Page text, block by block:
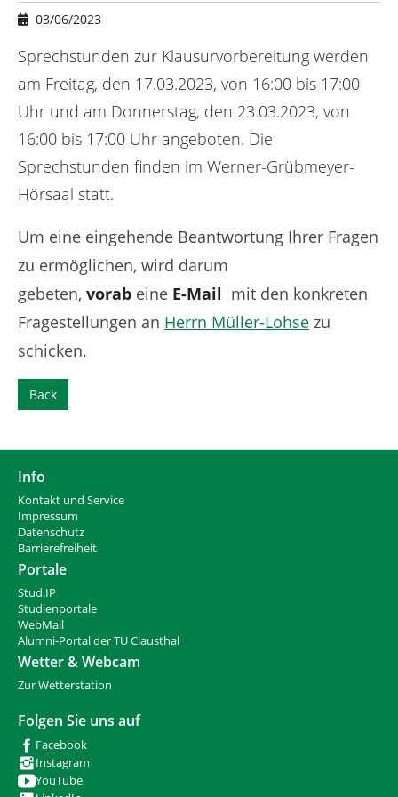
e
r
:
03/06/2023
Sprechstunden zur Klausurvorbereitung werden
am Freitag, den 17.03.2023, von 16:00 bis 17:00
Uhr und am Donnerstag, den 23.03.2023, von
16:00 bis 17:00 Uhr angeboten. Die
Sprechstunden finden im Werner-Grübmeyer-
Hörsaal statt.
Um eine eingehende Beantwortung Ihrer Fragen
zu ermöglichen, wird darum
gebeten, vorab eine E-Mail mit den konkreten
Fragestellungen an Herrn Müller-Lohse zu
schicken.
Back
Info
Kontakt und Service
Impressum
Datenschutz
Barrierefreiheit
Portale
Stud.IP
Studienportale
WebMail
Alumni-Portal der TU Clausthal
Wetter & Webcam
Zur Wetterstation
Folgen Sie uns auf
Facebook
Instagram
YouTube